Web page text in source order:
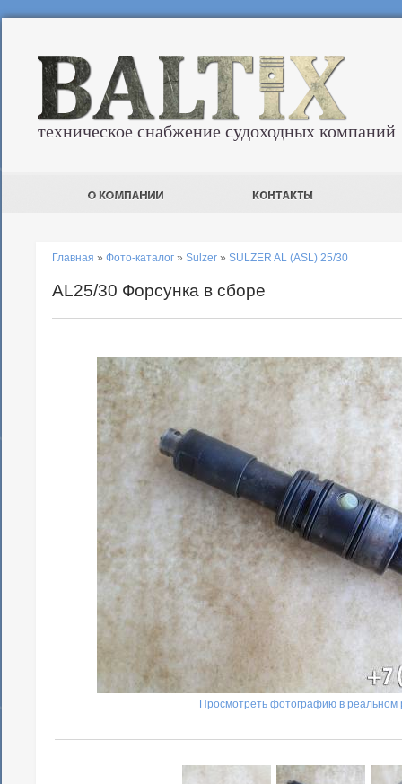
техническое снабжение судоходных компаний
Главная » Фото-каталог » Sulzer » SULZER AL (ASL) 25/30
AL25/30 Форсунка в сборе
Просмотреть фотографию в реальном